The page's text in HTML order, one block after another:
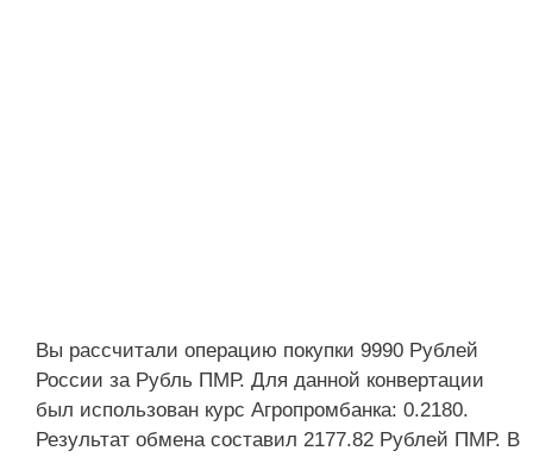
Вы рассчитали операцию покупки 9990 Рублей
России за Рубль ПМР. Для данной конвертации
был использован курс Агропромбанка: 0.2180.
Результат обмена составил 2177.82 Рублей ПМР. В